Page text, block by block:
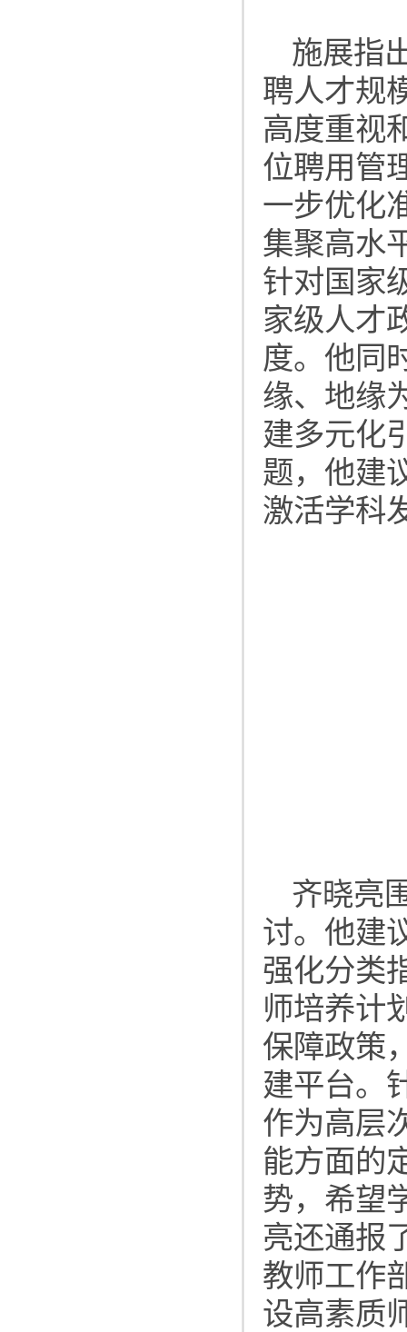
施展指
聘人才规
高度重视
位聘用管
一步优化
集聚高水
针对国家
家级人才
度。他同
缘、地缘
建多元化
题，他建
激活学科
齐晓亮
讨。他建
强化分类
师培养计
保障政策
建平台。
作为高层
能方面的
势，希望
亮还通报
教师工作
设高素质